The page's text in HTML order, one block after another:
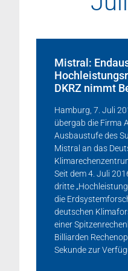
Mistral:
DKRZ nimmt
Hamburg, 7. Juli
übergab die Firma
Ausbaustufe des
Mistral an das
Seit dem 4. Juli
dritte
die
deutschen
einer
Billiarden
Sekunde zur